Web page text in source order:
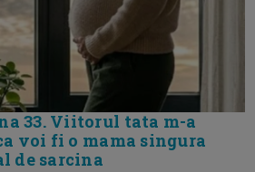
33. Viitorul tata m-a
voi fi o mama singura
de sarcina